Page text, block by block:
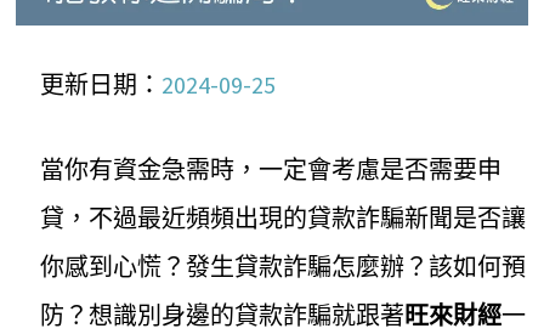
更新日期： 2024-09-25
當你有資金急需時，一定會考慮是否需要申
貸，不過最近頻頻出現的貸款詐騙新聞是否讓
你感到心慌？發生貸款詐騙怎麼辦？該如何預
防？想識別身邊的貸款詐騙就跟著旺來財經一